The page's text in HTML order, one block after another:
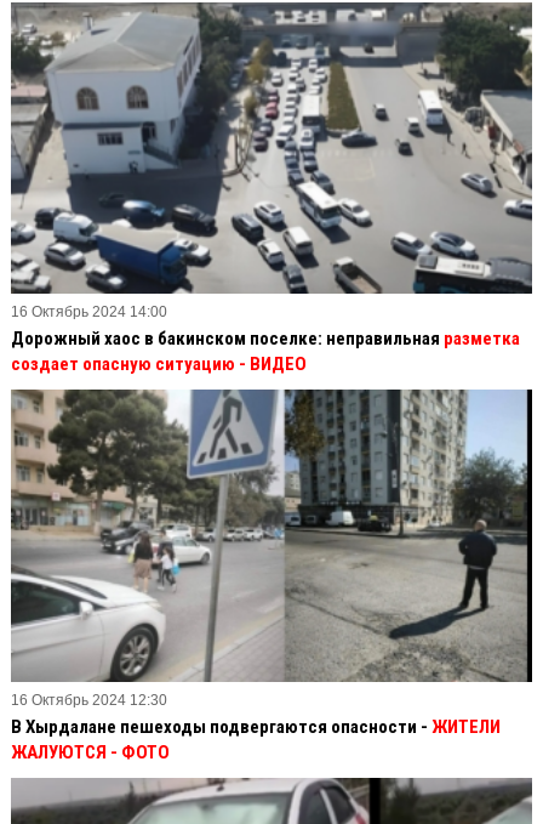
16 Октябрь 2024 14:00
Дорожный хаос в бакинском поселке: неправильная разметка
создает опасную ситуацию - ВИДЕО
16 Октябрь 2024 12:30
В Хырдалане пешеходы подвергаются опасности - ЖИТЕЛИ
ЖАЛУЮТСЯ - ФОТО